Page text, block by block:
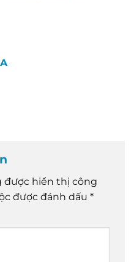
được hiển thị công
được đánh dấu *